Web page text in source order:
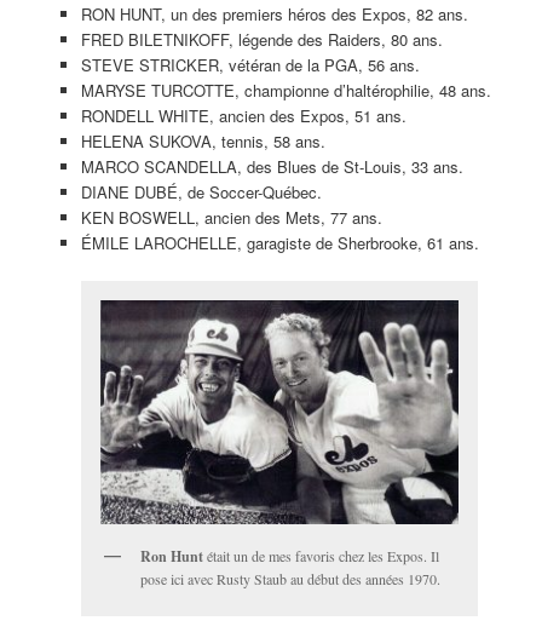
RON HUNT, un des premiers héros des Expos, 82 ans.
FRED BILETNIKOFF, légende des Raiders, 80 ans.
STEVE STRICKER, vétéran de la PGA, 56 ans.
MARYSE TURCOTTE, championne d’haltérophilie, 48 ans.
RONDELL WHITE, ancien des Expos, 51 ans.
HELENA SUKOVA, tennis, 58 ans.
MARCO SCANDELLA, des Blues de St-Louis, 33 ans.
DIANE DUBÉ, de Soccer-Québec.
KEN BOSWELL, ancien des Mets, 77 ans.
ÉMILE LAROCHELLE, garagiste de Sherbrooke, 61 ans.
Ron Huntétait un de mes favoris chez les Expos. Il
pose ici avec Rusty Staub au début des années 1970.